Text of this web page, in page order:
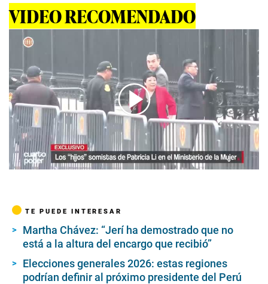
VIDEO RECOMENDADO
00:00/05:07
TE PUEDE INTERESAR
Martha Chávez: “Jerí ha demostrado que no
está a la altura del encargo que recibió”
Elecciones generales 2026: estas regiones
podrían definir al próximo presidente del Perú